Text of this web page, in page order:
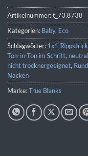
Artikelnummer:t_73.8738
Kategorien: Baby, Eco
Schlagwörter: 1x1
Ton-in-Ton im Schritt,
nicht trocknergeeignet,
Nacken
Marke:True Blanks